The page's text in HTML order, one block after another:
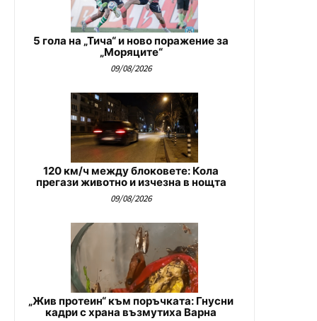
5 гола на „Тича“ и ново поражение за
„Моряците“
09/08/2026
120 км/ч между блоковете: Кола
прегази животно и изчезна в нощта
09/08/2026
„Жив протеин“ към поръчката: Гнусни
кадри с храна възмутиха Варна